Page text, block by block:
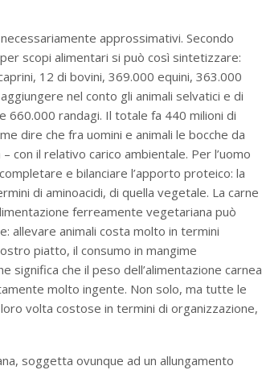
approssimativi. Secondo
scopi alimentari si può così sintetizzare:
12 di bovini, 369.000 equini, 363.000
nel conto gli animali selvatici e di
660.000 randagi. Il totale fa 440 milioni di
dire che fra uomini e animali le bocche da
con il relativo carico ambientale. Per l’uomo
e bilanciare l’apporto proteico: la
di aminoacidi, di quella vegetale. La carne
ferreamente vegetariana può
allevare animali costa molto in termini
piatto, il consumo in mangime
significa che il peso dell’alimentazione carnea
molto ingente. Non solo, ma tutte le
volta costose in termini di organizzazione,
soggetta ovunque ad un allungamento